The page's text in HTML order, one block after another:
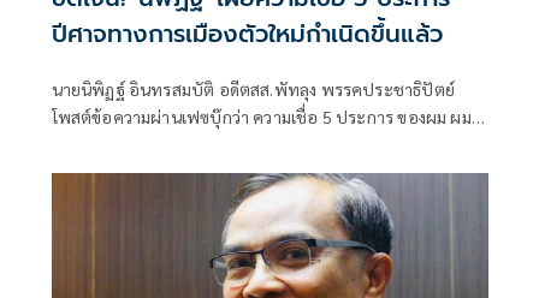
ปีศาจทางการเมืองตัวใหม่กำเนิดขึ้นแล้ว
นายนิพิฏฐ์ อินทรสมบัติ อดีตสส.พัทลุง พรรคประชาธิปัตย์
โพสต์ข้อความผ่านเฟซบุ๊กว่า ความเชื่อ 5 ประการ ของผม ผม
ความเห็นผม